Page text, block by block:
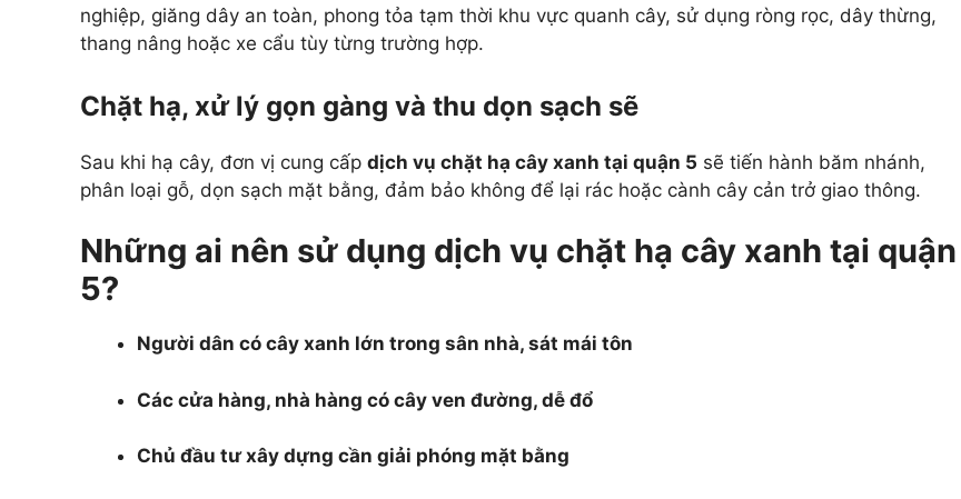
nghiệp, giăng dây an toàn, phong tỏa tạm thời khu vực quanh cây, sử dụng ròng rọc, dây thừng,
thang nâng hoặc xe cẩu tùy từng trường hợp.
Chặt hạ, xử lý gọn gàng và thu dọn sạch sẽ
Sau khi hạ cây, đơn vị cung cấp dịch vụ chặt hạ cây xanh tại quận 5 sẽ tiến hành băm nhánh,
phân loại gỗ, dọn sạch mặt bằng, đảm bảo không để lại rác hoặc cành cây cản trở giao thông.
Những ai nên sử dụng dịch vụ chặt hạ cây xanh tại quận
5?
Người dân có cây xanh lớn trong sân nhà, sát mái tôn
Các cửa hàng, nhà hàng có cây ven đường, dễ đổ
Chủ đầu tư xây dựng cần giải phóng mặt bằng